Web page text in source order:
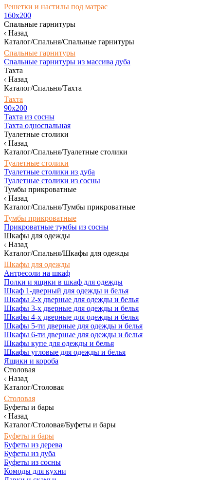
Решетки и настилы под матрас
160х200
Спальные гарнитуры
Назад
Каталог/Спальня/Спальные гарнитуры
Спальные гарнитуры
Спальные гарнитуры из массива дуба
Тахта
Назад
Каталог/Спальня/Тахта
Тахта
90х200
Тахта из сосны
Тахта односпальная
Туалетные столики
Назад
Каталог/Спальня/Туалетные столики
Туалетные столики
Туалетные столики из дуба
Туалетные столики из сосны
Тумбы прикроватные
Назад
Каталог/Спальня/Тумбы прикроватные
Тумбы прикроватные
Прикроватные тумбы из сосны
Шкафы для одежды
Назад
Каталог/Спальня/Шкафы для одежды
Шкафы для одежды
Антресоли на шкаф
Полки и ящики в шкаф для одежды
Шкаф 1-дверный для одежды и белья
Шкафы 2-х дверные для одежды и белья
Шкафы 3-х дверные для одежды и белья
Шкафы 4-х дверные для одежды и белья
Шкафы 5-ти дверные для одежды и белья
Шкафы 6-ти дверные для одежды и белья
Шкафы купе для одежды и белья
Шкафы угловые для одежды и белья
Ящики и короба
Столовая
Назад
Каталог/Столовая
Столовая
Буфеты и бары
Назад
Каталог/Столовая/Буфеты и бары
Буфеты и бары
Буфеты из дерева
Буфеты из дуба
Буфеты из сосны
Комоды для кухни